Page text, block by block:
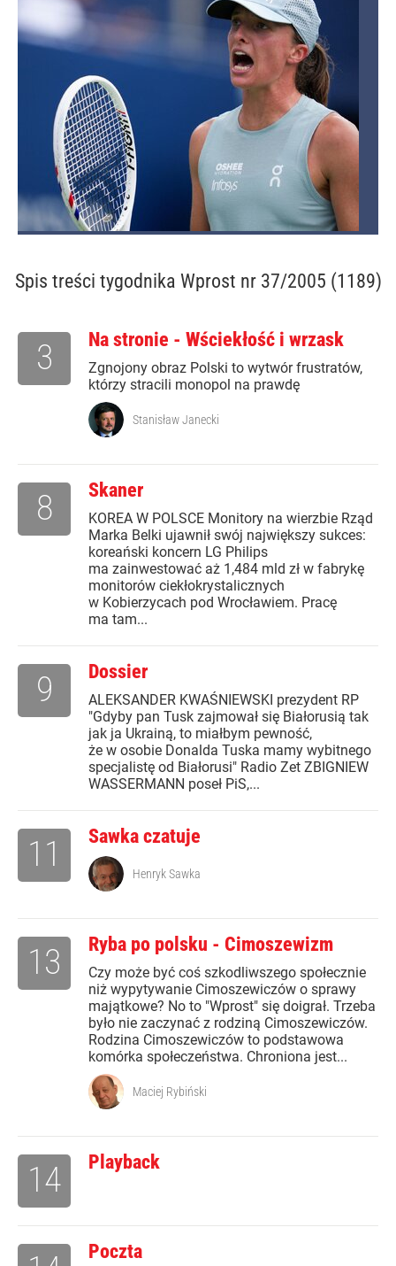
Spis treści tygodnika Wprost nr 37/2005 (1189)
Na stronie - Wściekłość i wrzask
Zgnojony obraz Polski to wytwór frustratów,
którzy stracili monopol na prawdę
3
Stanisław Janecki
Skaner
KOREA W POLSCE Monitory na wierzbie Rząd
Marka Belki ujawnił swój największy sukces:
koreański koncern LG Philips
ma zainwestować aż 1,484 mld zł w fabrykę
monitorów ciekłokrystalicznych
w Kobierzycach pod Wrocławiem. Pracę
ma tam...
8
Dossier
ALEKSANDER KWAŚNIEWSKI prezydent RP
"Gdyby pan Tusk zajmował się Białorusią tak
jak ja Ukrainą, to miałbym pewność,
że w osobie Donalda Tuska mamy wybitnego
specjalistę od Białorusi" Radio Zet ZBIGNIEW
WASSERMANN poseł PiS,...
9
Sawka czatuje
11 Henryk Sawka
Ryba po polsku - Cimoszewizm
Czy może być coś szkodliwszego społecznie
niż wypytywanie Cimoszewiczów o sprawy
majątkowe? No to "Wprost" się doigrał. Trzeba
było nie zaczynać z rodziną Cimoszewiczów.
Rodzina Cimoszewiczów to podstawowa
komórka społeczeństwa. Chroniona jest...
13
Maciej Rybiński
Playback
14
Poczta